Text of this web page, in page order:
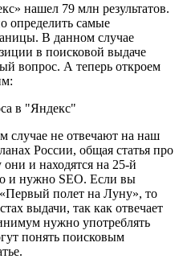
нашел 79 млн результатов.
определить самые
В данном случае
в поисковой выдаче
вопрос. А теперь откроем
случае не отвечают на наш
России, общая статья про
и находятся на 25-й
и нужно SEO. Если вы
полет на Луну», то
выдачи, так как отвечает
нужно употреблять
понять поисковым